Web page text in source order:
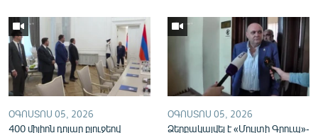
ՕԳՈՍՏՈՍ 05, 2026
400 միլիոն դոլար բյուջեով
ՕԳՈՍՏՈՍ 05, 2026
Ձերբակալվել է «Մուլտի Գրուպ»-